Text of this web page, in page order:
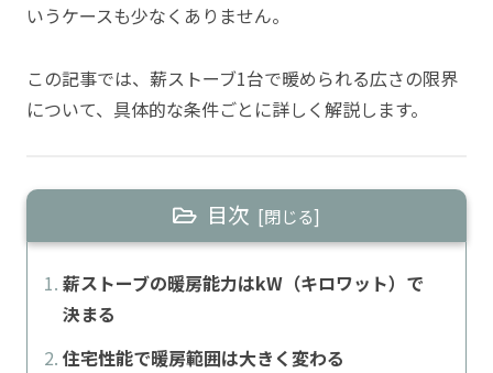
いうケースも少なくありません。
この記事では、薪ストーブ1台で暖められる広さの限界
について、具体的な条件ごとに詳しく解説します。
目次
薪ストーブの暖房能力はkW（キロワット）で
決まる
住宅性能で暖房範囲は大きく変わる